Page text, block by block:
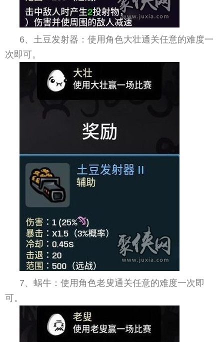
6、土豆发射器：使用角色大壮通关任意的难度一
次即可。
7、蜗牛：使用角色老叟通关任意的难度一次即
可。